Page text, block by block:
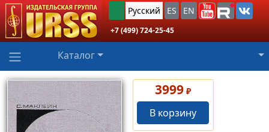
Русский ES EN
+7 (499) 724-25-45
Каталог
3999 ₽
В корзину